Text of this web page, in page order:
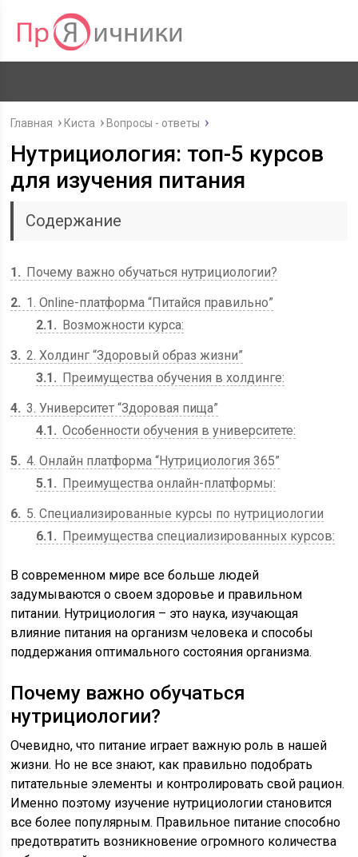
Главная Киста Вопросы - ответы
Нутрициология: топ-5 курсов
для изучения питания
Содержание
1
Почему важно обучаться нутрициологии?
2
1. Online-платформа “Питайся правильно”
2.1
Возможности курса:
3 2. Холдинг “Здоровый образ жизни”
3.1
Преимущества обучения в холдинге:
4 3. Университет “Здоровая пища”
4.1
Особенности обучения в университете:
5 4. Онлайн платформа “Нутрициология 365”
5.1
Преимущества онлайн-платформы:
6
5. Специализированные курсы по нутрициологии
6.1
Преимущества специализированных курсов:
В современном мире все больше людей
задумываются о своем здоровье и правильном
питании. Нутрициология – это наука, изучающая
влияние питания на организм человека и способы
поддержания оптимального состояния организма.
Почему важно обучаться
нутрициологии?
Очевидно, что питание играет важную роль в нашей
жизни. Но не все знают, как правильно подобрать
питательные элементы и контролировать свой рацион.
Именно поэтому изучение нутрициологии становится
все более популярным. Правильное питание способно
предотвратить возникновение огромного количества